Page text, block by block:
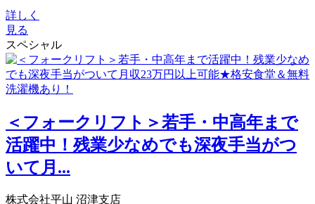
詳しく
見る
スペシャル
＜フォークリフト＞若手・中高年まで
活躍中！残業少なめでも深夜手当がつ
いて月...
株式会社平山 沼津支店